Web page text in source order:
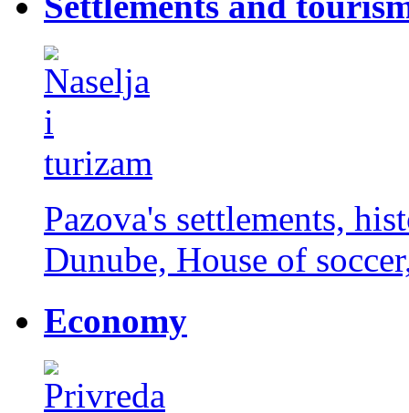
Pazova's settlements,
Dunube, House of
Economy